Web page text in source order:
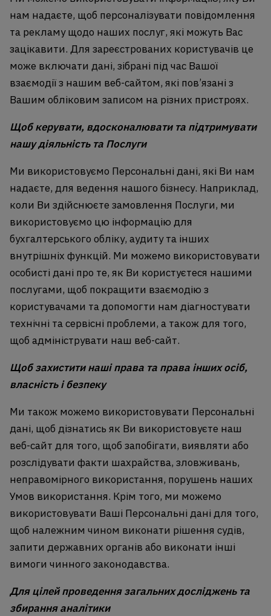
нам надаєте, щоб персоналізувати повідомлення
та рекламу щодо наших послуг, які можуть Вас
зацікавити. Для зареєстрованих користувачів це
може включати дані, зібрані під час Вашої
взаємодії з нашим веб-сайтом, які пов’язані з
Вашим обліковим записом на різних пристроях.
Щоб керувати, вдосконалювати та підтримувати
нашу діяльність та Послуги
Ми використовуємо Персональні дані, які Ви нам
надаєте, для ведення нашого бізнесу. Наприклад,
коли Ви здійснюєте замовлення Послуги, ми
використовуємо цю інформацію для
бухгалтерського обліку, аудиту та інших
внутрішніх функцій. Ми можемо використовувати
особисті дані про те, як Ви користуєтеся нашими
послугами, щоб покращити взаємодію з
користувачами та допомогти нам діагностувати
технічні та сервісні проблеми, а також для того,
щоб адмініструвати наш веб-сайт.
Щоб захистити наші права та права інших осіб,
власність і безпеку
Ми також можемо використовувати Персональні
дані, щоб дізнатись як Ви використовуєте наш
веб-сайт для того, щоб запобігати, виявляти або
розслідувати факти шахрайства, зловживань,
неправомірного використання, порушень наших
Умов використання. Крім того, ми можемо
використовувати Ваші Персональні дані для того,
щоб належним чином виконати рішення судів,
запити державних органів або виконати інші
вимоги чинного законодавства.
Для цілей проведення загальних досліджень та
збирання аналітики